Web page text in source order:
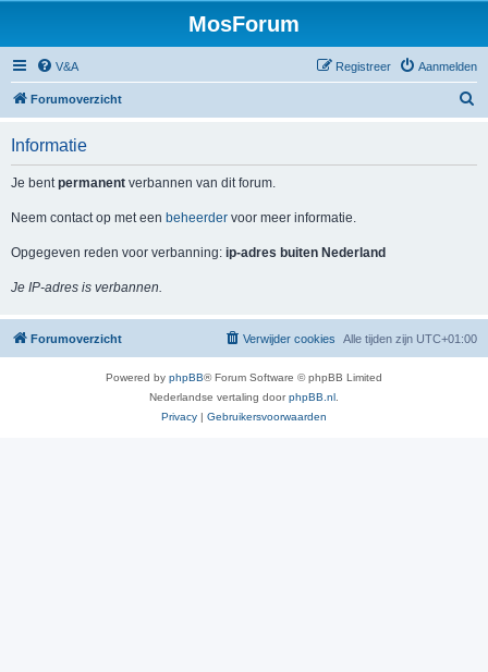
MosForum
V&A Aanmelden
Registreer
Forumoverzicht
Informatie
Je bentpermanent verbannen van dit forum.
Neem contact op met een beheerder voor meer informatie.
Opgegeven reden voor verbanning: ip-adres buiten Nederland
Je IP-adres is verbannen.
Forumoverzicht Alle tijden zijn UTC+01:00
Verwijder cookies
Powered by phpBB® Forum Software © phpBB Limited
Nederlandse vertaling doorphpBB.nl
Privacy | Gebruikersvoorwaarden